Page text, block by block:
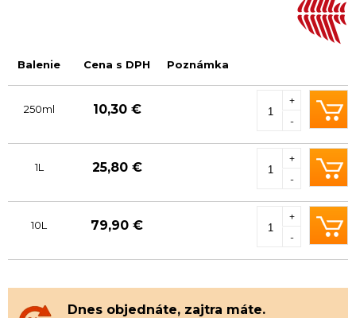
Balenie Cena s DPH Poznámka
250ml 10,30 €
-
+
1L 25,80 €
-
+
10L 79,90 €
-
+
Dnes objednáte, zajtra máte.